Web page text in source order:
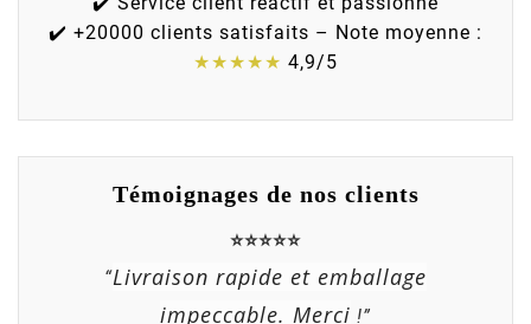
✔️ +20000 clients satisfaits – Note moyenne :
★★★★★ 4,9/5
Témoignages de nos clients
⭐⭐⭐⭐⭐
“Livraison rapide et emballage
impeccable. Merci !”